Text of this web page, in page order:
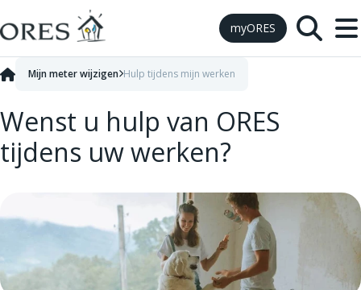
Skip to Content
myORES
Wenst u hulp van ORES
tijdens uw werken?
Mijn meter wijzigen Hulp tijdens mijn werken